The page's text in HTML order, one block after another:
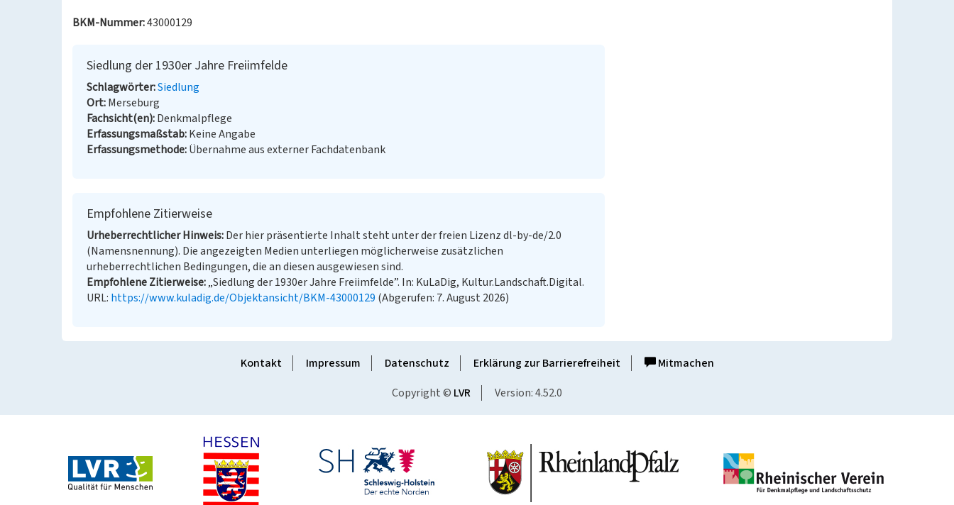
BKM-Nummer:43000129
Siedlung der 1930er Jahre Freiimfelde
Schlagwörter Siedlung
Ort Merseburg
Fachsicht(en) Denkmalpflege
Erfassungsmaßstab Keine Angabe
Erfassungsmethode Übernahme aus externer Fachdatenbank
Empfohlene Zitierweise
Urheberrechtlicher Hinweis Der hier präsentierte Inhalt steht unter der freien Lizenz dl-by-de/2.0
(Namensnennung). Die angezeigten Medien unterliegen möglicherweise zusätzlichen
urheberrechtlichen Bedingungen, die an diesen ausgewiesen sind.
Empfohlene Zitierweise „Siedlung der 1930er Jahre Freiimfelde”. In: KuLaDig, Kultur.Landschaft.Digital.
URL: https://www.kuladig.de/Objektansicht/BKM-43000129 (Abgerufen: 7. August 2026)
Kontakt Impressum Datenschutz Erklärung zur Barrierefreiheit
Mitmachen
Copyright © LVR Version: 4.52.0